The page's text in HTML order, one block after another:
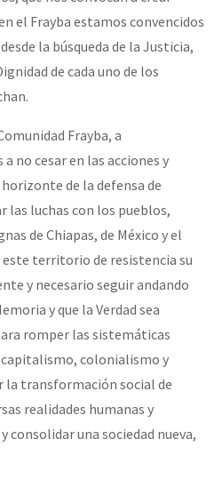
el Frayba estamos convencidos
la búsqueda de la Justicia,
de cada uno de los
Frayba, a
no cesar en las acciones y
de la defensa de
las luchas con los pueblos,
de Chiapas, de México y el
este territorio de resistencia su
y necesario seguir andando
y que la Verdad sea
romper las sistemáticas
colonialismo y
la transformación social de
realidades humanas y
consolidar una sociedad nueva,